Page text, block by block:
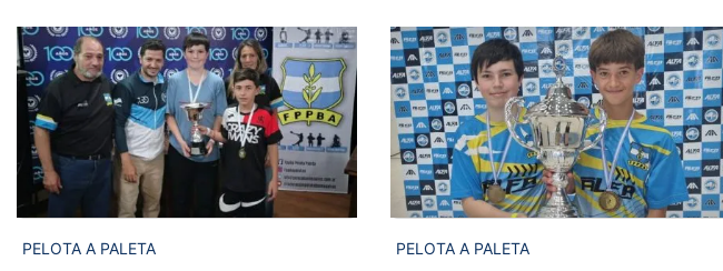
PELOTA A PALETA PELOTA A PALETA